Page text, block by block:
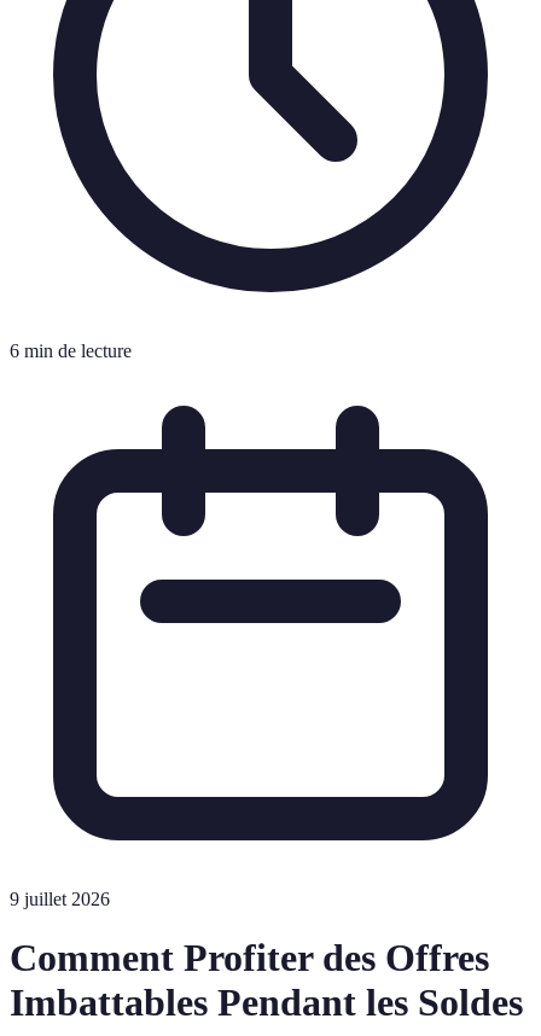
6 min de lecture
9 juillet 2026
Comment Profiter des Offres
Imbattables Pendant les Soldes